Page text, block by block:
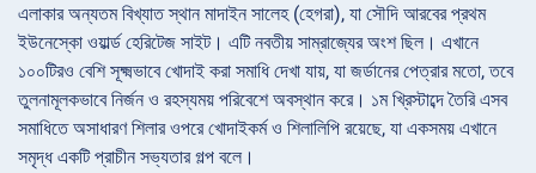
এলাকার অন্যতম বিখ্যাত স্থান মাদাইন সালেহ (হেগরা), যা সৌদি আরবের প্রথম
ইউনেস্কো ওয়ার্ল্ড হেরিটেজ সাইট। এটি নবতীয় সাম্রাজ্যের অংশ ছিল। এখানে
১০০টিরও বেশি সূক্ষ্মভাবে খোদাই করা সমাধি দেখা যায়, যা জর্ডানের পেত্রার মতো, তবে
তুলনামূলকভাবে নির্জন ও রহস্যময় পরিবেশে অবস্থান করে। ১ম খ্রিস্টাব্দে তৈরি এসব
সমাধিতে অসাধারণ শিলার ওপরে খোদাইকর্ম ও শিলালিপি রয়েছে, যা একসময় এখানে
সমৃদ্ধ একটি প্রাচীন সভ্যতার গল্প বলে।